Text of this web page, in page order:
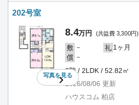
202号室
写真を見る
8.4万円 (共益費 3,300円)
敷 － 礼 1ヶ月
償 －
2階 / 2LDK / 52.82㎡
2026/08/06 更新
ハウスコム 柏店